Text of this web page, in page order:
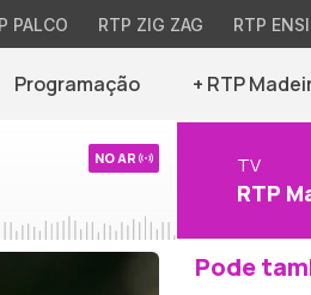
PALCO RTP ZIG ZAG RTP
Programação + RTP
NO AR TV
RTP
Pode